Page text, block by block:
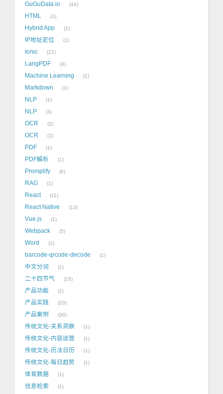
GuGuData.io 44
HTML 1
Hybrid App 1
IP地址定位 1
Ionic 22
LangPDF 3
Machine Learning 1
Markdown 1
NLP 1
NLP 3
OCR 2
OCR 1
PDF 1
PDF解析 1
Promplify 6
RAG 1
React 11
React Native 13
Vue.js 1
Webpack 5
Word 1
barcode-qrcode-decode 1
中文分词 1
二十四节气 15
产品功能 1
产品实践 23
产品案例 30
传统文化-关系洞察 1
传统文化-内容运营 1
传统文化-历法日历 1
传统文化-每日趋势 1
体育数据 1
信息检索 1